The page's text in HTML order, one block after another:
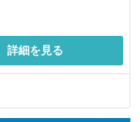
詳細を見る